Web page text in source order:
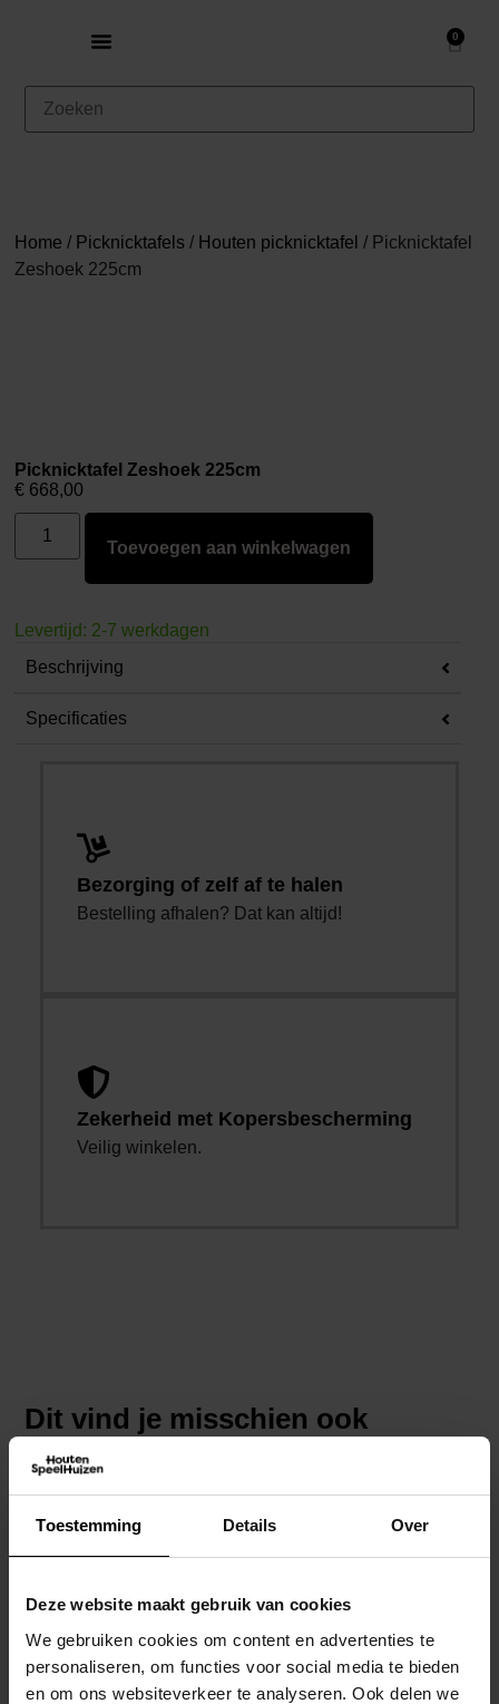
Toestemming Details Over
Deze website maakt gebruik van cookies
We gebruiken cookies om content en advertenties te
personaliseren, om functies voor social media te bieden
en om ons websiteverkeer te analyseren. Ook delen we
0
Picknicktafel Zeshoek 225cm
€ 668,00
Toevoegen aan winkelwagen
Levertijd: 2-7 werkdagen
Beschrijving
Specificaties
Home / Picknicktafels / Houten picknicktafel / Picknicktafel
Zeshoek 225cm
Bezorging of zelf af te halen
Bestelling afhalen? Dat kan altijd!
Zekerheid met Kopersbescherming
Veilig winkelen.
Dit vind je misschien ook
interessant
€328,00
Toevoegen Aan Winkelwagen